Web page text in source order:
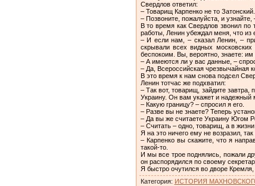
Свердлов ответил:
– Товарищ Карпенко не то
– Позвоните, пожалуйста, и
В то время как Свердлов звонил по
работы, Ленин убеждал меня, что из
– И если нам, – сказал Ленин, –
скрывали всех видных
беспокоим. Вы, вероятно, знаете:
– А имеются ли у вас данные, –
– Да, Всероссийская чрезвычайная
В это время к нам снова подсел
Ленин тотчас же подхватил:
– Так вот, товарищ, зайдите завтра,
Украину. Он вам укажет и надежный
– Какую границу? – спросил я его.
– Разве вы не знаете? Теперь
– Да вы же считаете Украину Югом
– Считать – одно, товарищ, а в
Я на это ничего ему не возразил,
– Карпенко вы скажите, что я
такой-то.
И мы все трое поднялись, пожали
он распорядился по своему
Я быстро очутился во дворе
Категория: ИСТОРИЯ